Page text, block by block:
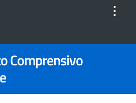
⋮
Comprensivo